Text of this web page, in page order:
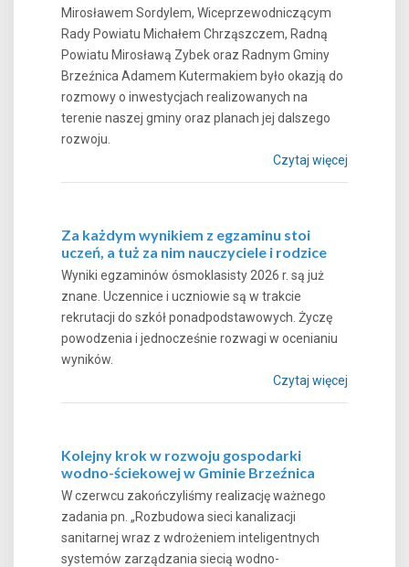
Mirosławem Sordylem, Wiceprzewodniczącym
Rady Powiatu Michałem Chrząszczem, Radną
Powiatu Mirosławą Zybek oraz Radnym Gminy
Brzeźnica Adamem Kutermakiem było okazją do
rozmowy o inwestycjach realizowanych na
terenie naszej gminy oraz planach jej dalszego
rozwoju.
Czytaj więcej
Za każdym wynikiem z egzaminu stoi
uczeń, a tuż za nim nauczyciele i rodzice
Wyniki egzaminów ósmoklasisty 2026 r. są już
znane. Uczennice i uczniowie są w trakcie
rekrutacji do szkół ponadpodstawowych. Życzę
powodzenia i jednocześnie rozwagi w ocenianiu
wyników.
Czytaj więcej
Kolejny krok w rozwoju gospodarki
wodno-ściekowej w Gminie Brzeźnica
W czerwcu zakończyliśmy realizację ważnego
zadania pn. „Rozbudowa sieci kanalizacji
sanitarnej wraz z wdrożeniem inteligentnych
systemów zarządzania siecią wodno-